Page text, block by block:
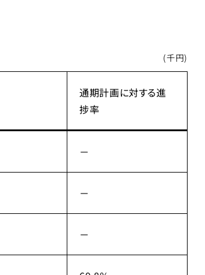
(千円)
通期計画に対する進
捗率
－
－
－